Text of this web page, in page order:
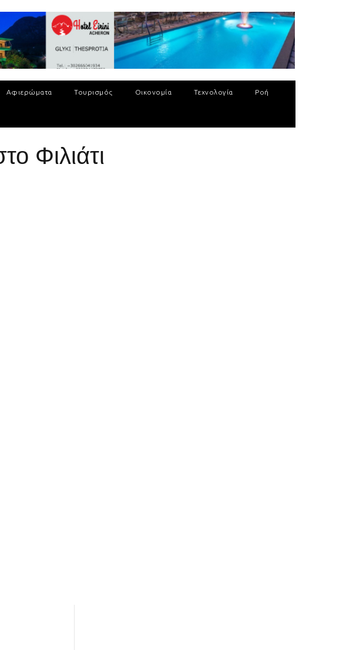
Αφιερώματα Τουρισμός Οικονομία Τεχνολογία Ροή
Φιλιάτι